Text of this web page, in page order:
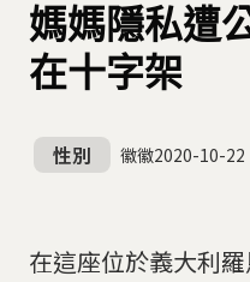
媽媽隱私遭
在十字架
性別 徽徽2020-10-22
在這座位於義大利